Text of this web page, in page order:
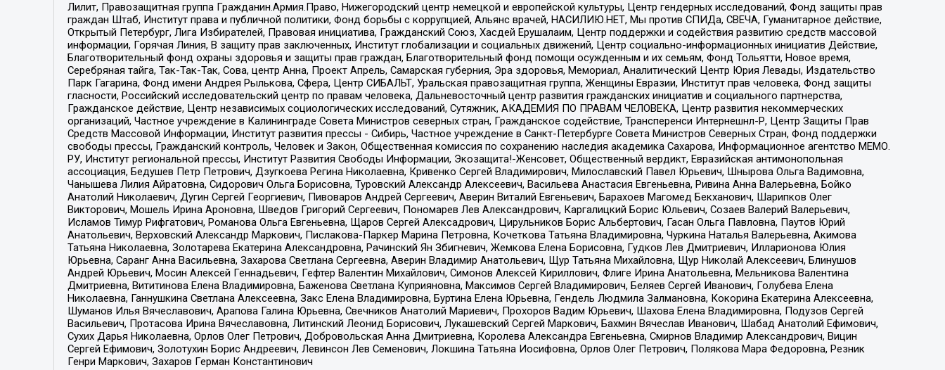
Лилит, Правозащитная группа Гражданин.Армия.Право, Нижегородский центр немецкой и европейской культуры, Центр гендерных исследований, Фонд защиты прав
граждан Штаб, Институт права и публичной политики, Фонд борьбы с коррупцией, Альянс врачей, НАСИЛИЮ.НЕТ, Мы против СПИДа, СВЕЧА, Гуманитарное действие,
Открытый Петербург, Лига Избирателей, Правовая инициатива, Гражданский Союз, Хасдей Ерушалаим, Центр поддержки и содействия развитию средств массовой
информации, Горячая Линия, В защиту прав заключенных, Институт глобализации и социальных движений, Центр социально-информационных инициатив Действие,
Благотворительный фонд охраны здоровья и защиты прав граждан, Благотворительный фонд помощи осужденным и их семьям, Фонд Тольятти, Новое время,
Серебряная тайга, Так-Так-Так, Сова, центр Анна, Проект Апрель, Самарская губерния, Эра здоровья, Мемориал, Аналитический Центр Юрия Левады, Издательство
Парк Гагарина, Фонд имени Андрея Рылькова, Сфера, Центр СИБАЛЬТ, Уральская правозащитная группа, Женщины Евразии, Институт прав человека, Фонд защиты
гласности, Российский исследовательский центр по правам человека, Дальневосточный центр развития гражданских инициатив и социального партнерства,
Гражданское действие, Центр независимых социологических исследований, Сутяжник, АКАДЕМИЯ ПО ПРАВАМ ЧЕЛОВЕКА, Центр развития некоммерческих
организаций, Частное учреждение в Калининграде Совета Министров северных стран, Гражданское содействие, Трансперенси Интернешнл-Р, Центр Защиты Прав
Средств Массовой Информации, Институт развития прессы - Сибирь, Частное учреждение в Санкт-Петербурге Совета Министров Северных Стран, Фонд поддержки
свободы прессы, Гражданский контроль, Человек и Закон, Общественная комиссия по сохранению наследия академика Сахарова, Информационное агентство МЕМО.
РУ, Институт региональной прессы, Институт Развития Свободы Информации, Экозащита!-Женсовет, Общественный вердикт, Евразийская антимонопольная
ассоциация, Бедушев Петр Петрович, Дзугкоева Регина Николаевна, Кривенко Сергей Владимирович, Милославский Павел Юрьевич, Шнырова Ольга Вадимовна,
Чанышева Лилия Айратовна, Сидорович Ольга Борисовна, Туровский Александр Алексеевич, Васильева Анастасия Евгеньевна, Ривина Анна Валерьевна, Бойко
Анатолий Николаевич, Дугин Сергей Георгиевич, Пивоваров Андрей Сергеевич, Аверин Виталий Евгеньевич, Барахоев Магомед Бекханович, Шарипков Олег
Викторович, Мошель Ирина Ароновна, Шведов Григорий Сергеевич, Пономарев Лев Александрович, Каргалицкий Борис Юльевич, Созаев Валерий Валерьевич,
Исламов Тимур Рифгатович, Романова Ольга Евгеньевна, Щаров Сергей Алексадрович, Цирульников Борис Альбертович, Гасан Ольга Павловна, Паутов Юрий
Анатольевич, Верховский Александр Маркович, Пислакова-Паркер Марина Петровна, Кочеткова Татьяна Владимировна, Чуркина Наталья Валерьевна, Акимова
Татьяна Николаевна, Золотарева Екатерина Александровна, Рачинский Ян Збигневич, Жемкова Елена Борисовна, Гудков Лев Дмитриевич, Илларионова Юлия
Юрьевна, Саранг Анна Васильевна, Захарова Светлана Сергеевна, Аверин Владимир Анатольевич, Щур Татьяна Михайловна, Щур Николай Алексеевич, Блинушов
Андрей Юрьевич, Мосин Алексей Геннадьевич, Гефтер Валентин Михайлович, Симонов Алексей Кириллович, Флиге Ирина Анатольевна, Мельникова Валентина
Дмитриевна, Вититинова Елена Владимировна, Баженова Светлана Куприяновна, Максимов Сергей Владимирович, Беляев Сергей Иванович, Голубева Елена
Николаевна, Ганнушкина Светлана Алексеевна, Закс Елена Владимировна, Буртина Елена Юрьевна, Гендель Людмила Залмановна, Кокорина Екатерина Алексеевна,
Шуманов Илья Вячеславович, Арапова Галина Юрьевна, Свечников Анатолий Мариевич, Прохоров Вадим Юрьевич, Шахова Елена Владимировна, Подузов Сергей
Васильевич, Протасова Ирина Вячеславовна, Литинский Леонид Борисович, Лукашевский Сергей Маркович, Бахмин Вячеслав Иванович, Шабад Анатолий Ефимович,
Сухих Дарья Николаевна, Орлов Олег Петрович, Добровольская Анна Дмитриевна, Королева Александра Евгеньевна, Смирнов Владимир Александрович, Вицин
Сергей Ефимович, Золотухин Борис Андреевич, Левинсон Лев Семенович, Локшина Татьяна Иосифовна, Орлов Олег Петрович, Полякова Мара Федоровна, Резник
Генри Маркович, Захаров Герман Константинович